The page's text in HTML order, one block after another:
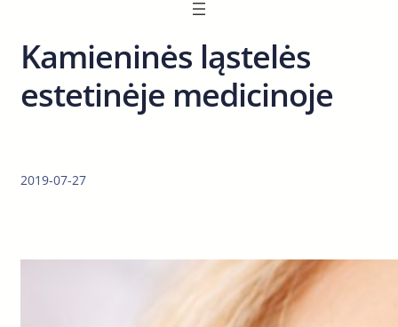
Kamieninės ląstelės
estetinėje medicinoje
2019-07-27